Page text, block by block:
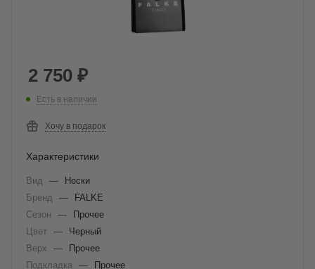
2 750 ₽
Есть в наличии
Хочу в подарок
Характеристики
Вид —
Носки
Бренд
—
FALKE
Сезон
—
Прочее
Цвет —
Черный
Верх
—
Прочее
Подкладка
—
Прочее